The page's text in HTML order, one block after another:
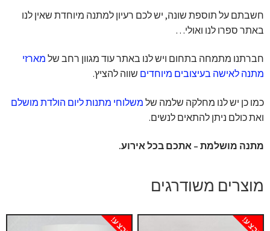
חשבתם על תוספת שונה, יש לכם רעיון למתנה מיוחדת שאין לנו
באתר ספרו לנו ואולי…
חברתנו מתמחה בתחום ויש לנו באתר עוד מגוון רחב של מארזי
מתנה לאישה בעיצובים מיוחדים שווה להציץ.
כמו כן יש לנו מחלקה שלמה של משלוחי מתנות ליום הולדת מושלם
ואת כולם ניתן להתאים לנשים.
מתנה מושלמת – אתכם בכל אירוע.
מוצרים משודרגים